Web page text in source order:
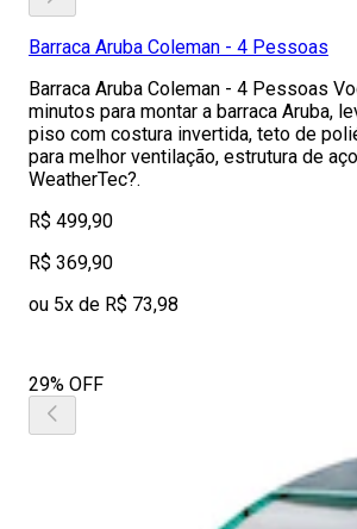
Barraca Aruba Coleman - 4 Pessoas
Barraca Aruba Coleman - 4 Pessoas
minutos para montar a barraca Aruba,
piso com costura invertida, teto de
para melhor ventilação, estrutura de
WeatherTec?.
R$ 499,90
R$ 369,90
ou 5x de R$ 73,98
29% OFF